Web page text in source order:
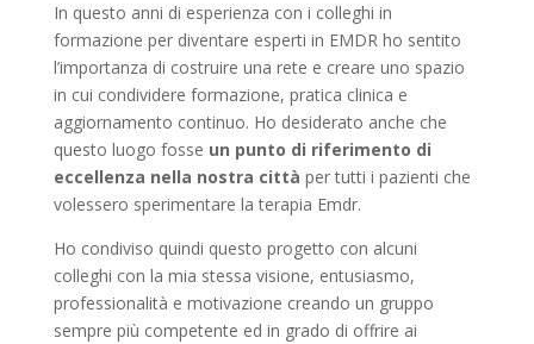
In questo anni di esperienza con i colleghi in
formazione per diventare esperti in EMDR ho sentito
l’importanza di costruire una rete e creare uno spazio
in cui condividere formazione, pratica clinica e
aggiornamento continuo. Ho desiderato anche che
questo luogo fosse un punto di riferimento di
eccellenza nella nostra città per tutti i pazienti che
volessero sperimentare la terapia Emdr.
Ho condiviso quindi questo progetto con alcuni
colleghi con la mia stessa visione, entusiasmo,
professionalità e motivazione creando un gruppo
sempre più competente ed in grado di offrire ai